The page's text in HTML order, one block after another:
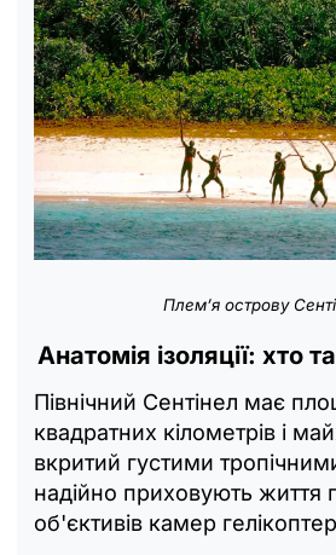
Плем’я острову
Анатомія ізоляції: хто
Північний Сентінел має
квадратних кілометрів і
вкритий густими
надійно приховують життя
об'єктивів камер